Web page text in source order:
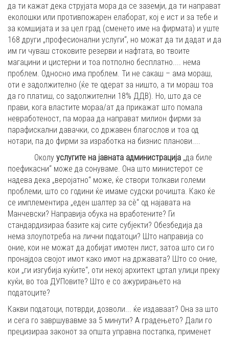
да ти кажат дека струјата мора да се заземји, да ти направат
еколошки или противпожарен елаборат, кој е ист и за тебе и
за комшијата и за цел град (сменето име на фирмата) и уште
168 други „професионални услуги“, но можат да ти дадат и да
им ги чуваш стоковите резерви и нафтата, во твоите
магацини и цистерни и тоа потполно бесплатно.... нема
проблем. Односно има проблем. Ти не сакаш – ама мораш,
оти е задолжително (ќе те одерат за ништо, а ти мораш тоа
да го платиш, со задолжителни 18% ДДВ). Но, што да се
прави, кога властите мораа/ат да прикажат што помала
невработеност, па мораа да направат милион фирми за
парафискални давачки, со државен благослов и тоа од
нотари, па до фирми за изработка на бизнис планови....
Околу услугите на јавната администрација „да биле
поефикасни“ може да сонуваме. Она што министерот се
надева дека „веројатно“ може, ќе створи толкави големи
проблеми, што со години ќе имаме судски рочишта. Како ќе
се имплементира „еден шалтер за сѐ“ од најавата на
Манчевски? Направија обука на вработените? Ги
стандардизираа базите кај сите субјекти? Обезбедија да
нема злоупотреба на лични податоци? Што направија со
оние, кои не можат да добијат имотен лист, затоа што си го
пронајдоа својот имот како имот на државата? Што со оние,
кои „ги изгубија куќите“, оти некој архитект цртал улици преку
куќи, во тоа ДУПовите? Што е со ажурирањето на
податоците?
Какви податоци, потврди, дозволи... ќе издаваат? Она за што
и сега го завршувавме за 5 минути? А градењето? Дали го
прецизираа законот за општа управна постапка, применет